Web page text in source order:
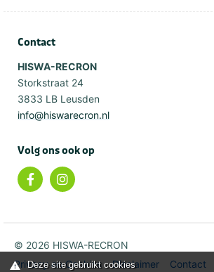
Deze site gebruikt cookies
Contact
HISWA-RECRON
Storkstraat 24
3833 LB Leusden
info@hiswarecron.nl
Volg ons ook op
© 2026 HISWA-RECRON
Privacy en Cookies
Disclaimer Contact